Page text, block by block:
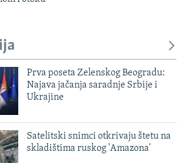
Prva poseta Zelenskog Beogradu:
Najava jačanja saradnje Srbije i
Ukrajine
Satelitski snimci otkrivaju štetu na
skladištima ruskog 'Amazona'